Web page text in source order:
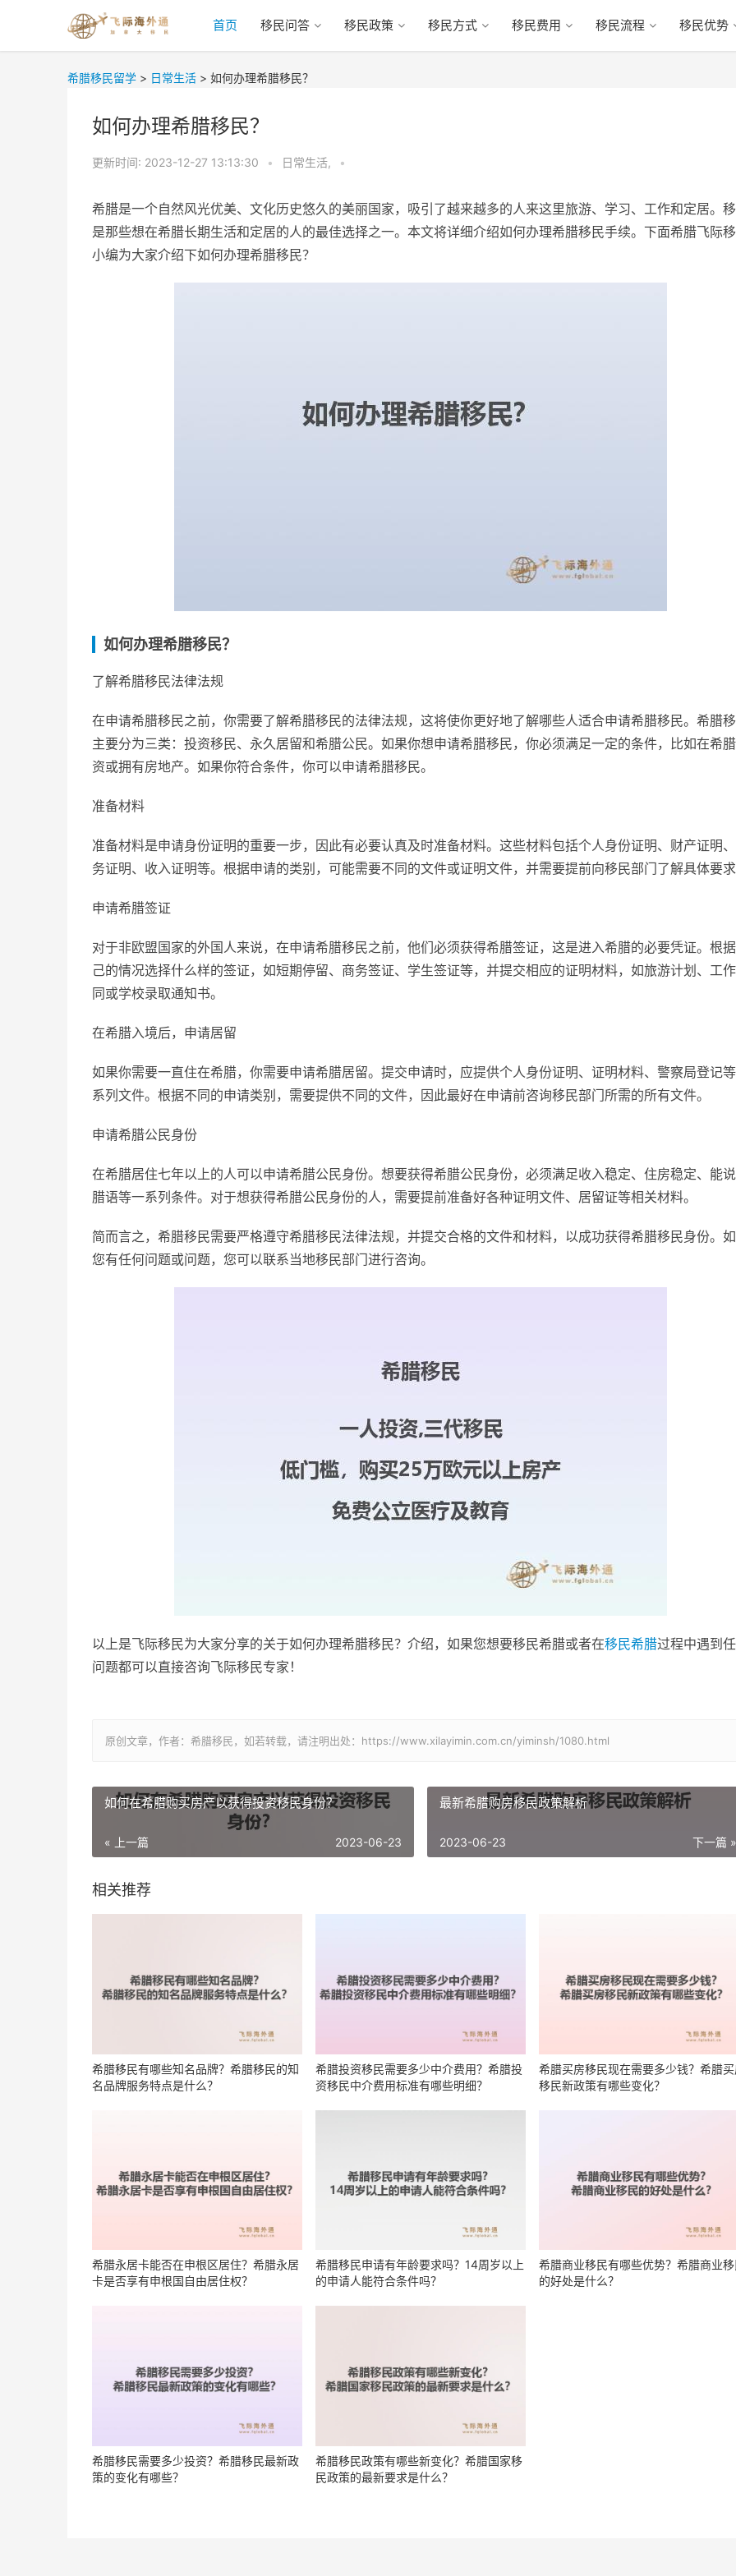
首页 移民问答 移民政策 移民方式 移民费用 移民流程 移民优势
希腊移民留学 > 日常生活 > 如何办理希腊移民？
如何办理希腊移民？
更新时间: 2023-12-27 13:13:30 • 日常生活, •
希腊是一个自然风光优美、文化历史悠久的美丽国家，吸引了越来越多的人来这里旅游、学习、工作和定居。
是那些想在希腊长期生活和定居的人的最佳选择之一。本文将详细介绍如何办理希腊移民手续。下面希腊飞际
小编为大家介绍下如何办理希腊移民？
如何办理希腊移民？
了解希腊移民法律法规
在申请希腊移民之前，你需要了解希腊移民的法律法规，这将使你更好地了解哪些人适合申请希腊移民。希腊
主要分为三类：投资移民、永久居留和希腊公民。如果你想申请希腊移民，你必须满足一定的条件，比如在希
资或拥有房地产。如果你符合条件，你可以申请希腊移民。
准备材料
准备材料是申请身份证明的重要一步，因此有必要认真及时准备材料。这些材料包括个人身份证明、财产证明
务证明、收入证明等。根据申请的类别，可能需要不同的文件或证明文件，并需要提前向移民部门了解具体要
申请希腊签证
对于非欧盟国家的外国人来说，在申请希腊移民之前，他们必须获得希腊签证，这是进入希腊的必要凭证。根
己的情况选择什么样的签证，如短期停留、商务签证、学生签证等，并提交相应的证明材料，如旅游计划、工
同或学校录取通知书。
在希腊入境后，申请居留
如果你需要一直住在希腊，你需要申请希腊居留。提交申请时，应提供个人身份证明、证明材料、警察局登记
系列文件。根据不同的申请类别，需要提供不同的文件，因此最好在申请前咨询移民部门所需的所有文件。
申请希腊公民身份
在希腊居住七年以上的人可以申请希腊公民身份。想要获得希腊公民身份，必须满足收入稳定、住房稳定、能
腊语等一系列条件。对于想获得希腊公民身份的人，需要提前准备好各种证明文件、居留证等相关材料。
简而言之，希腊移民需要严格遵守希腊移民法律法规，并提交合格的文件和材料，以成功获得希腊移民身份。
您有任何问题或问题，您可以联系当地移民部门进行咨询。
以上是飞际移民为大家分享的关于如何办理希腊移民？介绍，如果您想要移民希腊或者在移民希腊过程中遇到
问题都可以直接咨询飞际移民专家！
原创文章，作者：希腊移民，如若转载，请注明出处：https://www.xilayimin.com.cn/yiminsh/1080.html
如何在希腊购买房产以获得投资移民身份？
« 上一篇 2023-06-23
最新希腊购房移民政策解析
下一篇 »
2023-06-23
相关推荐
希腊移民有哪些知名品牌？希腊移民的知
名品牌服务特点是什么？
希腊投资移民需要多少中介费用？希腊投
资移民中介费用标准有哪些明细？
希腊买房移民现在需要多少钱？希腊
移民新政策有哪些变化？
希腊永居卡能否在申根区居住？希腊永居
卡是否享有申根国自由居住权？
希腊移民申请有年龄要求吗？14周岁以上
的申请人能符合条件吗？
希腊商业移民有哪些优势？希腊商业
的好处是什么？
希腊移民需要多少投资？希腊移民最新政
策的变化有哪些？
希腊移民政策有哪些新变化？希腊国家移
民政策的最新要求是什么？